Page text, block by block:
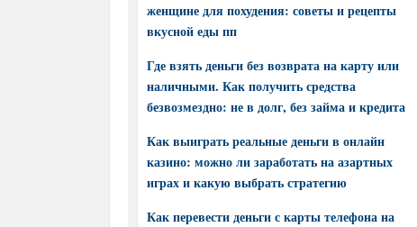
женщине для похудения: советы и рецепты
вкусной еды пп
Где взять деньги без возврата на карту или
наличными. Как получить средства
безвозмездно: не в долг, без займа и кредита
Как выиграть реальные деньги в онлайн
казино: можно ли заработать на азартных
играх и какую выбрать стратегию
Как перевести деньги с карты телефона на